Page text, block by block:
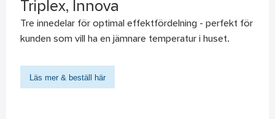
Triplex, Innova
Tre innedelar för optimal effektfördelning - perfekt för
kunden som vill ha en jämnare temperatur i huset.
Läs mer & beställ här